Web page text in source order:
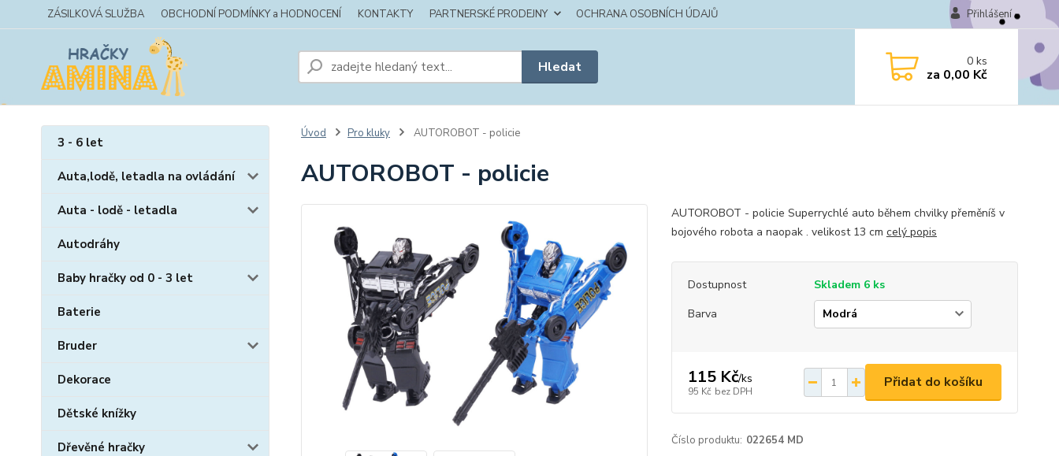
ZÁSILKOVÁ SLUŽBA OBCHODNÍ PODMÍNKY a HODNOCENÍ KONTAKTY PARTNERSKÉ PRODEJNY OCHRANA OSOBNÍCH ÚDAJŮ Přihlášení
Hledat 0ks
za 0,00 Kč
3 - 6 let
Auta,lodě, letadla na ovládání
Auta - lodě - letadla
Autodráhy
Baby hračky od 0 - 3 let
Baterie
Bruder
Dekorace
Dětské knížky
Dřevěné hračky
Úvod Pro kluky AUTOROBOT - policie
AUTOROBOT - policie
AUTOROBOT - policie Superrychlé auto během chvilky přeměníš v
bojového robota a naopak . velikost 13 cm celý popis
Dostupnost
Skladem 6 ks
Barva
115 Kč/ks
95 Kč bez DPH
Přidat do košíku
Číslo produktu: 022654 MD